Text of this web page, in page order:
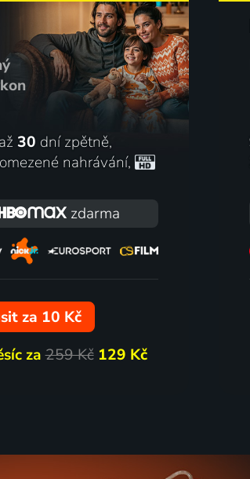
30 dní zpětně,
nahrávání,
zdarma
za 10 Kč
za259 Kč 129 Kč